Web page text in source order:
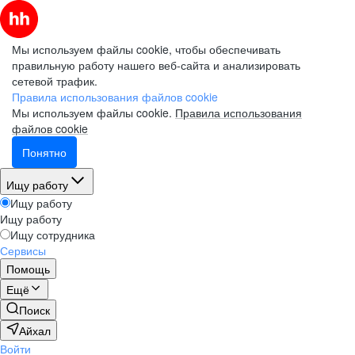
Мы используем файлы cookie, чтобы обеспечивать
правильную работу нашего веб-сайта и анализировать
сетевой трафик.
Правила использования файлов cookie
Мы используем файлы cookie. Правила использования
файлов cookie
Понятно
Ищу работу
Ищу работу
Ищу работу
Ищу сотрудника
Сервисы
Помощь
Ещё
Поиск
Айхал
Войти